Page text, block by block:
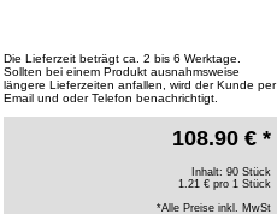
Die Lieferzeit beträgt ca. 2 bis 6 Werktage.
Sollten bei einem Produkt ausnahmsweise
längere Lieferzeiten anfallen, wird der Kunde per
Email und oder Telefon benachrichtigt.
108.90 € *
Inhalt: 90 Stück
1.21 € pro 1 Stück
*Alle Preise inkl. MwSt